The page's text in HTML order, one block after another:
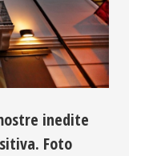
inedite
Foto